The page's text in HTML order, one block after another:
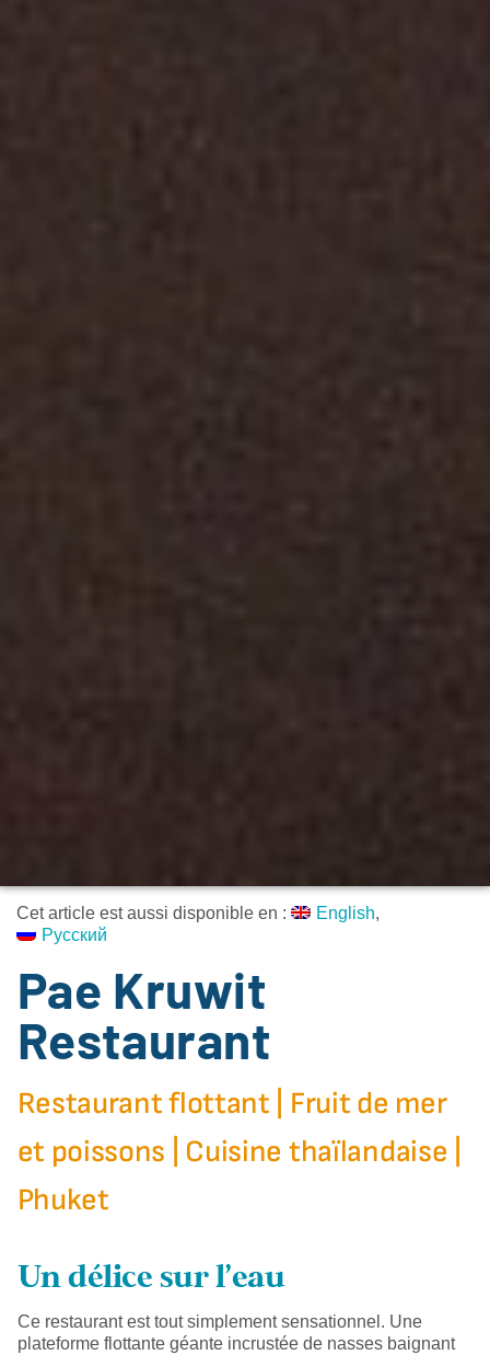
Cet article est aussi disponible en :
English
Русский
Pae Kruwit
Restaurant
Restaurant flottant | Fruit de mer
et poissons | Cuisine thaïlandaise |
Phuket
Un délice sur l'eau
Ce restaurant est tout simplement sensationnel. Une
plateforme flottante géante incrustée de nasses baignant